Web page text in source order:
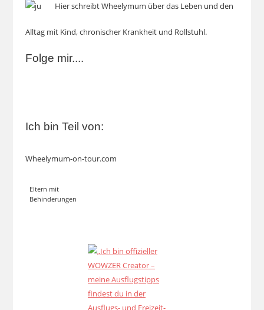
Hier schreibt Wheelymum über das Leben und den
Alltag mit Kind, chronischer Krankheit und Rollstuhl.
Folge mir....
Ich bin Teil von:
Wheelymum-on-tour.com
Eltern mit
Behinderungen